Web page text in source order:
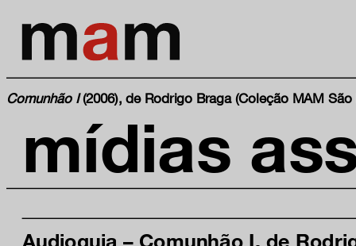
Comunhão I(2006), de Rodrigo Braga (Coleção MAM São
mídias
Audioguia – Comunhão I, de